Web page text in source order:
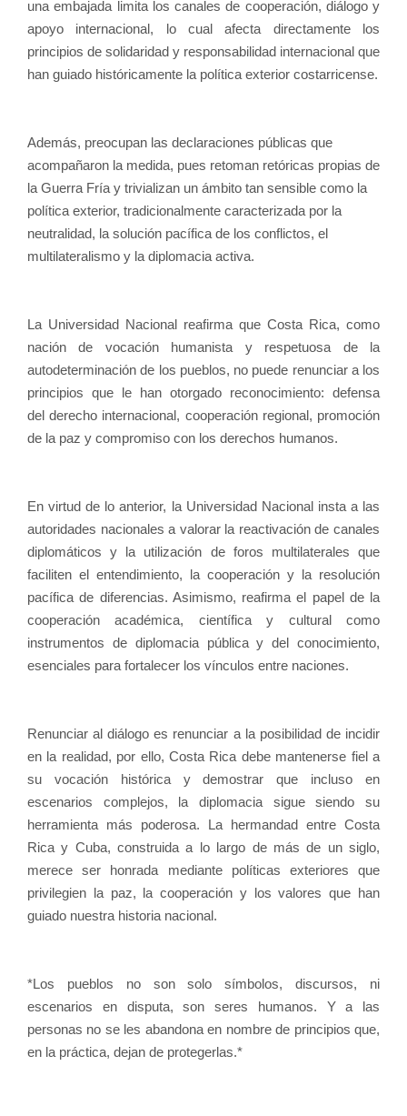
una embajada limita los canales de cooperación, diálogo y
apoyo internacional, lo cual afecta directamente los
principios de solidaridad y responsabilidad internacional que
han guiado históricamente la política exterior costarricense.
Además, preocupan las declaraciones públicas que
acompañaron la medida, pues retoman retóricas propias de
la Guerra Fría y trivializan un ámbito tan sensible como la
política exterior, tradicionalmente caracterizada por la
neutralidad, la solución pacífica de los conflictos, el
multilateralismo y la diplomacia activa.
La Universidad Nacional reafirma que Costa Rica, como
nación de vocación humanista y respetuosa de la
autodeterminación de los pueblos, no puede renunciar a los
principios que le han otorgado reconocimiento: defensa
del derecho internacional, cooperación regional, promoción
de la paz y compromiso con los derechos humanos.
En virtud de lo anterior, la Universidad Nacional insta a las
autoridades nacionales a valorar la reactivación de canales
diplomáticos y la utilización de foros multilaterales que
faciliten el entendimiento, la cooperación y la resolución
pacífica de diferencias. Asimismo, reafirma el papel de la
cooperación académica, científica y cultural como
instrumentos de diplomacia pública y del conocimiento,
esenciales para fortalecer los vínculos entre naciones.
Renunciar al diálogo es renunciar a la posibilidad de incidir
en la realidad, por ello, Costa Rica debe mantenerse fiel a
su vocación histórica y demostrar que incluso en
escenarios complejos, la diplomacia sigue siendo su
herramienta más poderosa. La hermandad entre Costa
Rica y Cuba, construida a lo largo de más de un siglo,
merece ser honrada mediante políticas exteriores que
privilegien la paz, la cooperación y los valores que han
guiado nuestra historia nacional.
*Los pueblos no son solo símbolos, discursos, ni
escenarios en disputa, son seres humanos. Y a las
personas no se les abandona en nombre de principios que,
en la práctica, dejan de protegerlas.*